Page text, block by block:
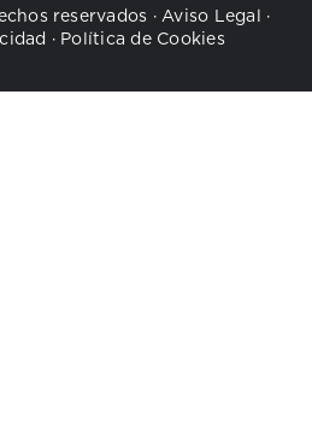
reservados ·Aviso Legal ·
· Política de Cookies